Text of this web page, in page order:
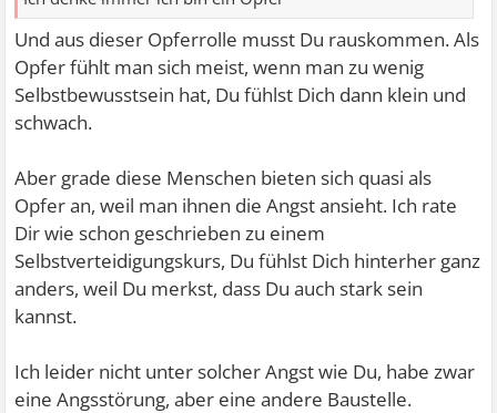
Und aus dieser Opferrolle musst Du rauskommen. Als
Opfer fühlt man sich meist, wenn man zu wenig
Selbstbewusstsein hat, Du fühlst Dich dann klein und
schwach.
Aber grade diese Menschen bieten sich quasi als
Opfer an, weil man ihnen die Angst ansieht. Ich rate
Dir wie schon geschrieben zu einem
Selbstverteidigungskurs, Du fühlst Dich hinterher ganz
anders, weil Du merkst, dass Du auch stark sein
kannst.
Ich leider nicht unter solcher Angst wie Du, habe zwar
eine Angsstörung, aber eine andere Baustelle.